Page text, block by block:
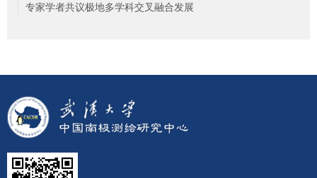
专家学者共议极地多学科交叉融合发展